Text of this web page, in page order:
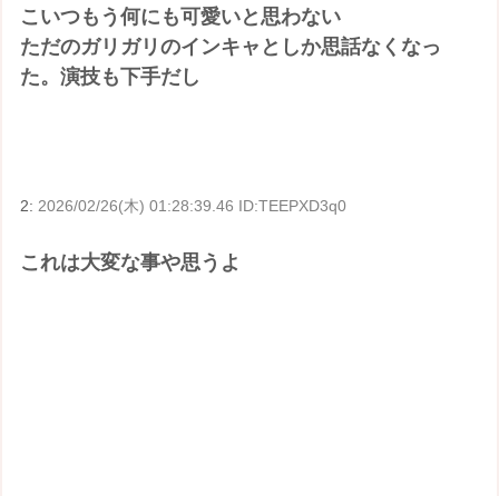
こいつもう何にも可愛いと思わない
ただのガリガリのインキャとしか思話なくなっ
た。演技も下手だし
2: 2026/02/26(木) 01:28:39.46 ID:TEEPXD3q0
これは大変な事や思うよ